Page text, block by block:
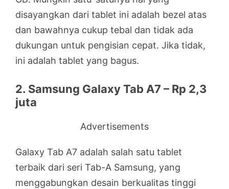
disayangkan dari tablet ini adalah bezel atas
dan bawahnya cukup tebal dan tidak ada
dukungan untuk pengisian cepat. Jika tidak,
ini adalah tablet yang bagus.
2. Samsung Galaxy Tab A7 – Rp 2,3
juta
Advertisements
Galaxy Tab A7 adalah salah satu tablet
terbaik dari seri Tab-A Samsung, yang
menggabungkan desain berkualitas tinggi